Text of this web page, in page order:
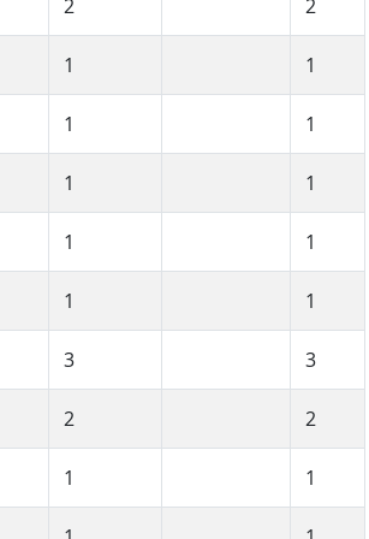
2 2
1 1
1 1
1 1
1 1
1 1
3 3
2 2
1 1